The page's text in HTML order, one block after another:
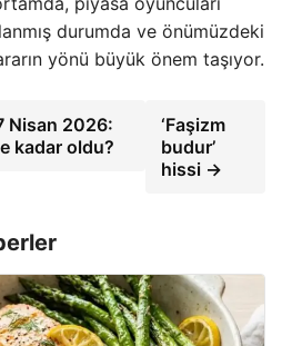
durumda ve önümüzdeki
yönü büyük önem taşıyor.
Nisan 2026:
kadar oldu?
‘Faşizm
budur’
hissi →